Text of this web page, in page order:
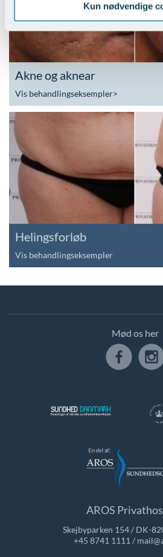
Kun nødvendige
Akne og aknear
Vis behandlingseksempler>
Helingsforløb
Vis behandlingseksempler
Mød os her
AROS
Skejbyparken 154 / DK-
+45 8741 1111 /